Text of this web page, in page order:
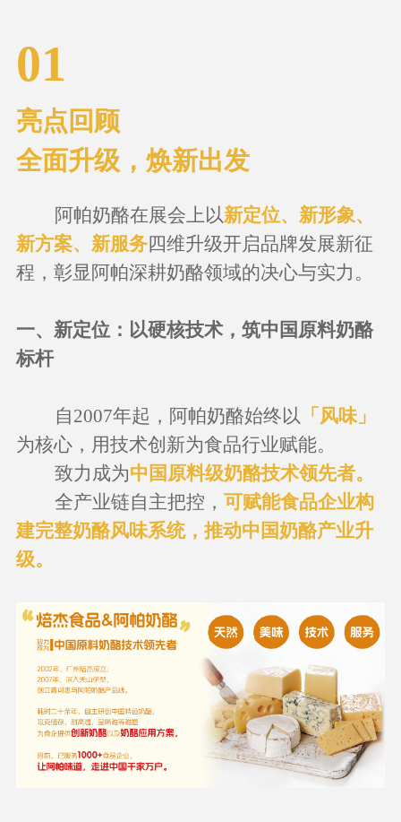
01
亮点回顾
全面升级，焕新出发
阿帕奶酪在展会上以新定位、新形象、
新方案、新服务四维升级开启品牌发展新征
程，彰显阿帕深耕奶酪领域的决心与实力。
一、新定位 ： 以硬核技术，筑中国原料奶酪
标杆
自2007年起，阿帕奶酪始终以 「风味」
为核心， 用技术创新为食品行业赋能。
致力成为中国原料级奶酪技术领先者。
全产业链自主把控， 可赋能食品企业构
建完整奶酪风味系统，推动中国奶酪产业升
级。